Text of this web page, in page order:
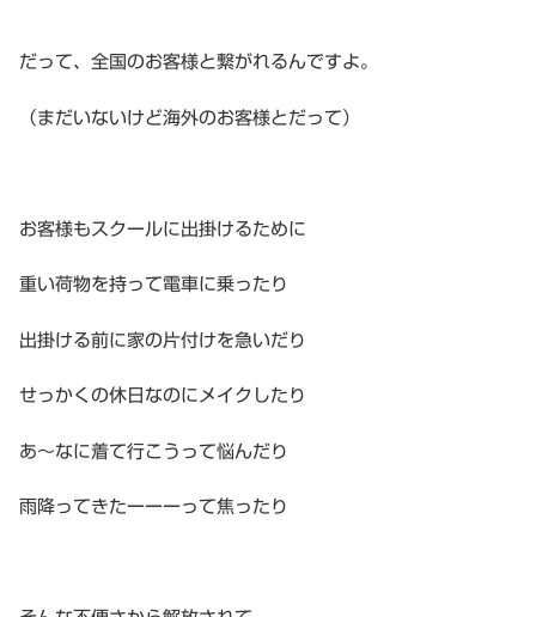
だって、全国のお客様と繋がれるんですよ。
（まだいないけど海外のお客様とだって）
お客様もスクールに出掛けるために
重い荷物を持って電車に乗ったり
出掛ける前に家の片付けを急いだり
せっかくの休日なのにメイクしたり
あ〜なに着て行こうって悩んだり
雨降ってきたーーーって焦ったり